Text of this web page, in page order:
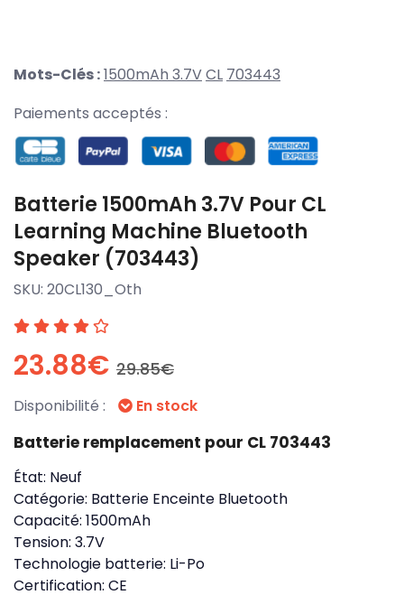
Mots-Clés :1500mAh 3.7VCL 703443
Paiements acceptés :
Batterie 1500mAh 3.7V Pour CL
Learning Machine Bluetooth
Speaker (703443)
SKU: 20CL130_Oth
23.88€ 29.85€
Disponibilité : En stock
Batterie remplacement pour CL 703443
État: Neuf
Catégorie: Batterie Enceinte Bluetooth
Capacité: 1500mAh
Tension: 3.7V
Technologie batterie: Li-Po
Certification: CE